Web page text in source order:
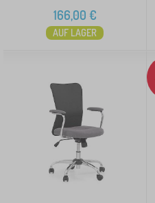
166,00 €
AUF LAGER